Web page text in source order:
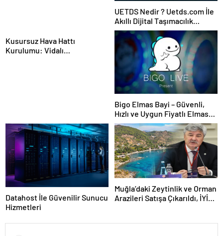
UETDS Nedir ? Uetds.com İle
Akıllı Dijital Taşımacılık
Yazılımı
Kusursuz Hava Hattı
Kurulumu: Vidalı
Bigo Elmas Bayi – Güvenli,
Hızlı ve Uygun Fiyatlı Elmas
Satın Almanın Yeni Adresi
Datahost İle Güvenilir Sunucu
Hizmetleri
Muğla’daki Zeytinlik ve Orman
Arazileri Satışa Çıkarıldı, İYİ